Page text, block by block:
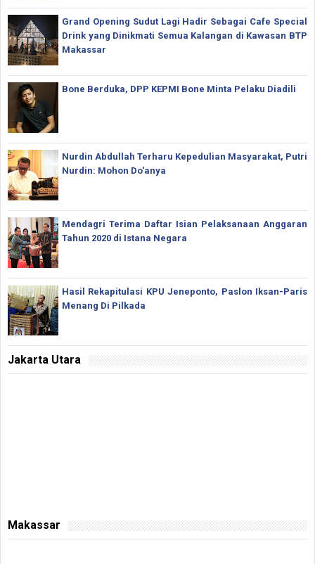
Grand Opening Sudut Lagi Hadir Sebagai Cafe Special
Drink yang Dinikmati Semua Kalangan di Kawasan BTP
Makassar
Bone Berduka, DPP KEPMI Bone Minta Pelaku Diadili
Nurdin Abdullah Terharu Kepedulian Masyarakat, Putri
Nurdin: Mohon Do'anya
Mendagri Terima Daftar Isian Pelaksanaan Anggaran
Tahun 2020 di Istana Negara
Hasil Rekapitulasi KPU Jeneponto, Paslon Iksan-Paris
Menang Di Pilkada
Jakarta Utara
Makassar